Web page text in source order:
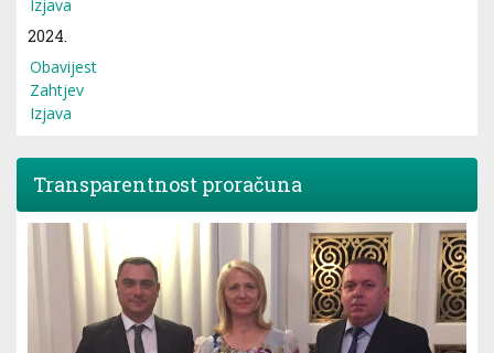
Izjava
2024.
Obavijest
Zahtjev
Izjava
Transparentnost proračuna